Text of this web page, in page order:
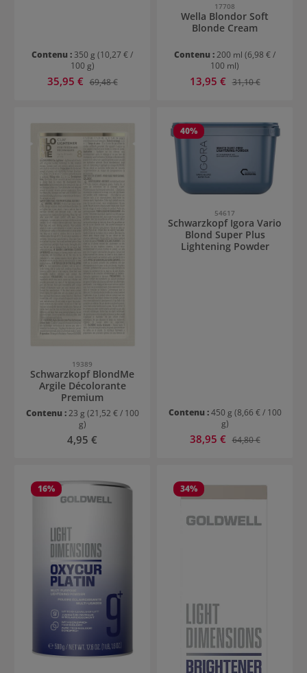
Contenu : 350 g (10,27 € /
100 g)
Prix de vente :
35,95 € Prix régulier :
69,48 €
17708
Wella Blondor Soft
Blonde Cream
Contenu :200 ml (6,98 € /
100 ml)
Prix de vente :
13,95 € Prix régulier :
31,10 €
19389
Schwarzkopf BlondMe
Argile Décolorante
Premium
Contenu :23 g (21,52 € / 100
g)
Prix régulier :
4,95 €
40%
54617
Schwarzkopf Igora Vario
Blond Super Plus
Lightening Powder
Contenu :450 g (8,66 € / 100
g)
Prix de vente :
38,95 € Prix régulier :
64,80 €
16% 34%